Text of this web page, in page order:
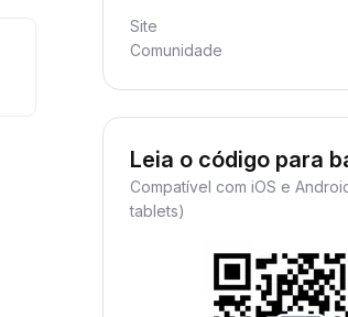
Site
Comunidade
Leia o código para
Compatível com iOS e
tablets)